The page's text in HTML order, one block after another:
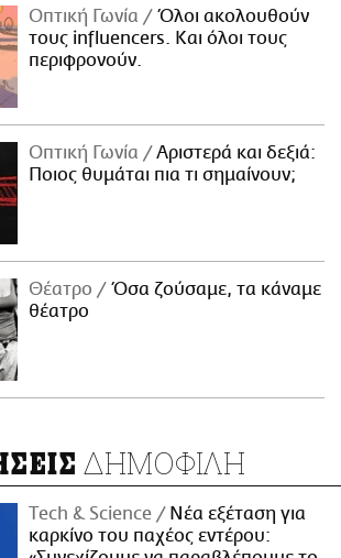
Οπτική Γωνία
Όλοι ακολουθούν
τους influencers. Και όλοι τους
περιφρονούν.
Οπτική Γωνία
Αριστερά και δεξιά:
Ποιος θυμάται πια τι σημαίνουν;
Θέατρο
Όσα ζούσαμε, τα κάναμε
θέατρο
ΔΗΜΟΦΙΛΗ
Τech & Science
Νέα εξέταση για
καρκίνο του παχέος εντέρου: